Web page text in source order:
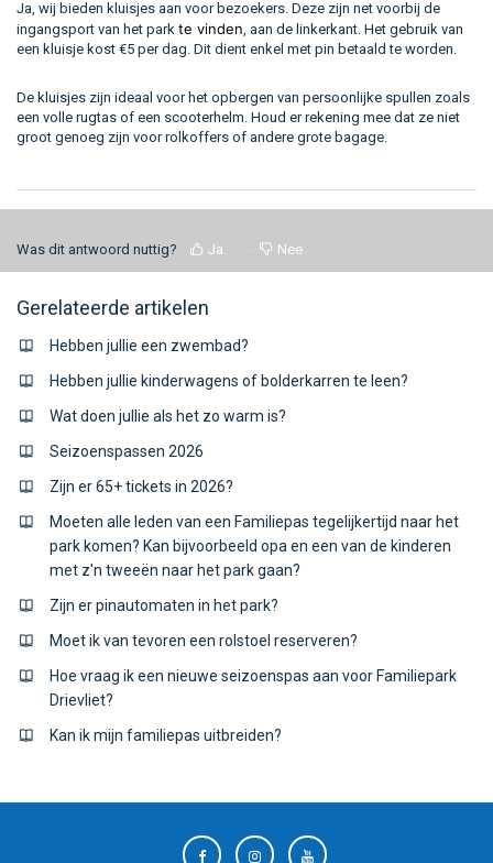
Ja, wij bieden kluisjes aan voor bezoekers. Deze zijn net voorbij de
ingangsport van het park te vinden, aan de linkerkant. Het gebruik van
een kluisje kost €5 per dag. Dit dient enkel met pin betaald te worden.
De kluisjes zijn ideaal voor het opbergen van persoonlijke spullen zoals
een volle rugtas of een scooterhelm. Houd er rekening mee dat ze niet
groot genoeg zijn voor rolkoffers of andere grote bagage.
Was dit antwoord nuttig? Ja Nee
Gerelateerde artikelen
Hebben jullie een zwembad?
Hebben jullie kinderwagens of bolderkarren te leen?
Wat doen jullie als het zo warm is?
Seizoenspassen 2026
Zijn er 65+ tickets in 2026?
Moeten alle leden van een Familiepas tegelijkertijd naar het
park komen? Kan bijvoorbeeld opa en een van de kinderen
met z'n tweeën naar het park gaan?
Zijn er pinautomaten in het park?
Moet ik van tevoren een rolstoel reserveren?
Hoe vraag ik een nieuwe seizoenspas aan voor Familiepark
Drievliet?
Kan ik mijn familiepas uitbreiden?